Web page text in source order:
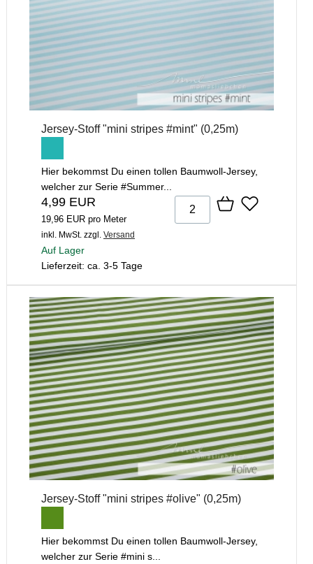
Jersey-Stoff "mini stripes #mint" (0,25m)
Hier bekommst Du einen tollen Baumwoll-Jersey,
welcher zur Serie #Summer...
4,99 EUR
19,96 EUR pro Meter
inkl. MwSt. zzgl. Versand
Auf Lager
Lieferzeit: ca. 3-5 Tage
Jersey-Stoff "mini stripes #olive" (0,25m)
Hier bekommst Du einen tollen Baumwoll-Jersey,
welcher zur Serie #mini s...